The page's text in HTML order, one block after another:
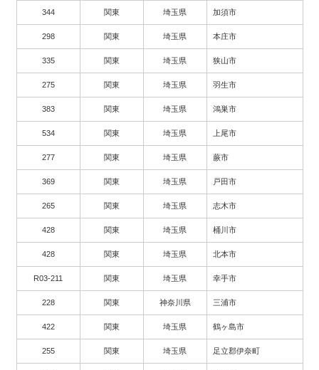
344 関東 埼玉県 加須市
298 関東 埼玉県 本庄市
335 関東 埼玉県 狭山市
275 関東 埼玉県 羽生市
383 関東 埼玉県 鴻巣市
534 関東 埼玉県 上尾市
277 関東 埼玉県 蕨市
369 関東 埼玉県 戸田市
265 関東 埼玉県 志木市
428 関東 埼玉県 桶川市
428 関東 埼玉県 北本市
R03-211 関東 埼玉県 幸手市
228 関東 神奈川県 三浦市
422 関東 埼玉県 鶴ヶ島市
255 関東 埼玉県 足立郡伊奈町